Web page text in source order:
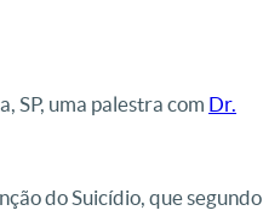
SP, uma palestra com Dr.
do Suicídio, que